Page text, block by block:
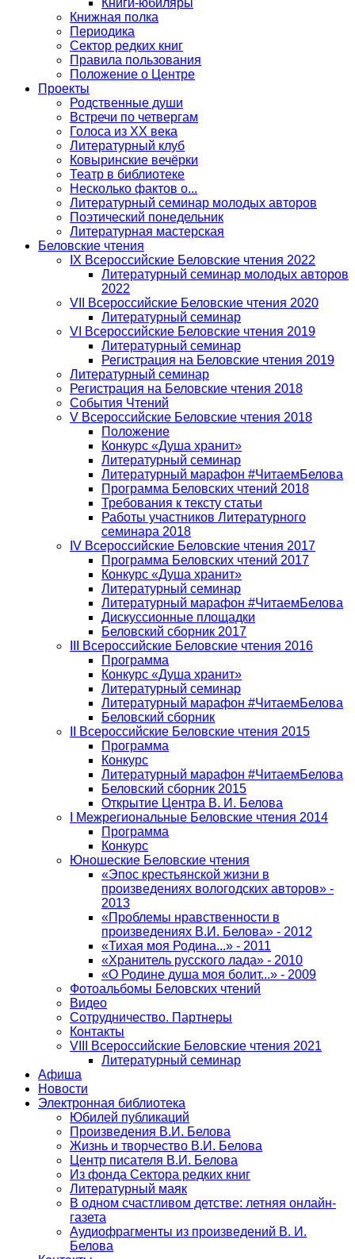
Книги-юбиляры
Книжная полка
Периодика
Сектор редких книг
Правила пользования
Положение о Центре
Проекты
Родственные души
Встречи по четвергам
Голоса из ХХ века
Литературный клуб
Ковыринские вечёрки
Театр в библиотеке
Несколько фактов о...
Литературный семинар молодых авторов
Поэтический понедельник
Литературная мастерская
Беловские чтения
IX Всероссийские Беловские чтения 2022
Литературный семинар молодых авторов
2022
VII Всероссийские Беловские чтения 2020
Литературный семинар
VI Всероссийские Беловские чтения 2019
Литературный семинар
Регистрация на Беловские чтения 2019
Литературный семинар
Регистрация на Беловские чтения 2018
События Чтений
V Всероссийские Беловские чтения 2018
Положение
Конкурс «Душа хранит»
Литературный семинар
Литературный марафон #ЧитаемБелова
Программа Беловских чтений 2018
Требования к тексту статьи
Работы участников Литературного
семинара 2018
IV Всероссийские Беловские чтения 2017
Программа Беловских чтений 2017
Конкурс «Душа хранит»
Литературный семинар
Литературный марафон #ЧитаемБелова
Дискуссионные площадки
Беловский сборник 2017
III Всероссийские Беловские чтения 2016
Программа
Конкурс «Душа хранит»
Литературный семинар
Литературный марафон #ЧитаемБелова
Беловский сборник
II Всероссийские Беловские чтения 2015
Программа
Конкурс
Литературный марафон #ЧитаемБелова
Беловский сборник 2015
Открытие Центра В. И. Белова
I Межрегиональные Беловские чтения 2014
Программа
Конкурс
Юношеские Беловские чтения
«Эпос крестьянской жизни в
произведениях вологодских авторов» -
2013
«Проблемы нравственности в
произведениях В.И. Белова» - 2012
«Тихая моя Родина...» - 2011
«Хранитель русского лада» - 2010
«О Родине душа моя болит...» - 2009
Фотоальбомы Беловских чтений
Видео
Сотрудничество. Партнеры
Контакты
VIII Всероссийские Беловские чтения 2021
Литературный семинар
Афиша
Новости
Электронная библиотека
Юбилей публикаций
Произведения В.И. Белова
Жизнь и творчество В.И. Белова
Центр писателя В.И. Белова
Из фонда Сектора редких книг
Литературный маяк
В одном счастливом детстве: летняя онлайн-
газета
Аудиофрагменты из произведений В. И.
Белова